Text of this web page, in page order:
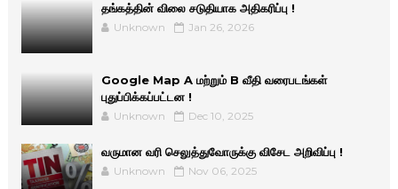
தங்கத்தின் விலை சடுதியாக அதிகரிப்பு !
Unknown Jan 26, 2026
Google Map A மற்றும் B வீதி வரைபடங்கள்
புதுப்பிக்கப்பட்டன !
Unknown Dec 10, 2025
வருமான வரி செலுத்துவோருக்கு விசேட அறிவிப்பு !
Unknown Nov 06, 2025